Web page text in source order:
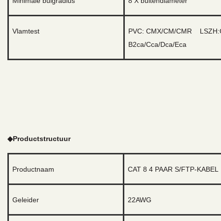
Vlamtest PVC: CMX/CM/CMR
B2ca/Cca/Dca/Eca
◆Productstructuur
Productnaam CAT 8 4 PAAR S/FTP-KABEL
Geleider 22AWG